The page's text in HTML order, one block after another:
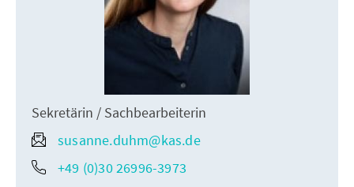
Sekretärin / Sachbearbeiterin
susanne.duhm@kas.de
+49 (0)30 26996-3973